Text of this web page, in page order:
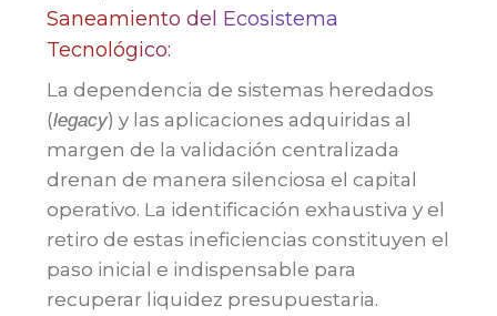
Saneamiento del Ecosistema
Tecnológico:
La dependencia de sistemas heredados
(legacy) y las aplicaciones adquiridas al
margen de la validación centralizada
drenan de manera silenciosa el capital
operativo. La identificación exhaustiva y el
retiro de estas ineficiencias constituyen el
paso inicial e indispensable para
recuperar liquidez presupuestaria.